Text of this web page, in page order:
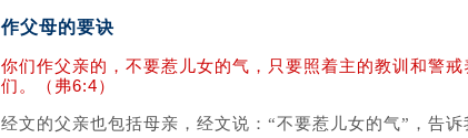
作父母的要诀
你们作父亲的，不要惹儿女的气，只要照着主的教训和警戒
们。（弗6:4）
经文的父亲也包括母亲，经文说：“不要惹儿女的气”，告诉